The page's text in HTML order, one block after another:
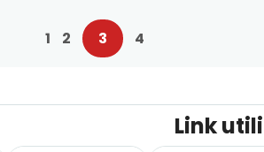
1 2 3 4
Link utili